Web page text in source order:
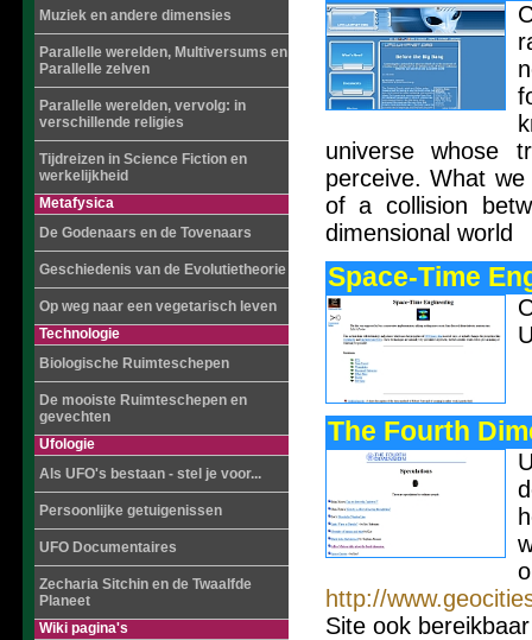
Muziek en andere dimensies
Parallelle werelden, Multiversums en
Parallelle zelven
Parallelle werelden, vervolg: in
verschillende religies
Tijdreizen in Science Fiction en
werkelijkheid
Metafysica
De Godenaars en de Tovenaars
Geschiedenis van de Evolutietheorie
Op weg naar een vegetarisch leven
Technologie
Biologische Ruimteschepen
De mooiste Ruimteschepen en
gevechten
Ufologie
Als UFO's bestaan - stel je voor...
Persoonlijke getuigenissen
UFO Documentaires
Zecharia Sitchin en de Twaalfde
Planeet
Wiki pagina's
universe whose
perceive. What
of a collision
dimensional world
Space-Time
The Fourth
http://
Site ook